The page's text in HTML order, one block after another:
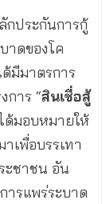
กประกันการกู้
าดของโค
มีมาตรการ
การ “สินเชื่อสู้
ด้มอบหมายให้
เพื่อบรรเทา
ะชาชน อัน
ารแพร่ระบาด